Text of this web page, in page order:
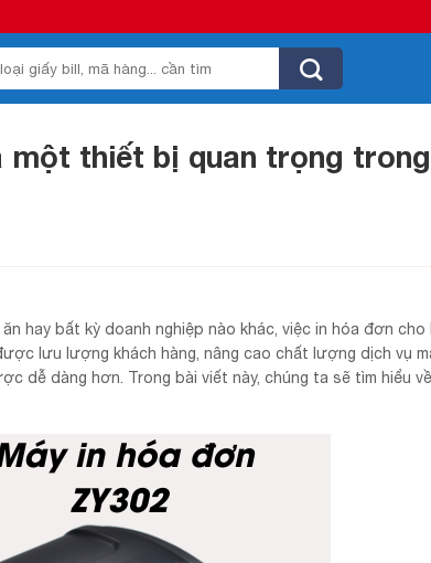
một thiết bị quan trọng
hay bất kỳ doanh nghiệp nào khác, việc in hóa đơn cho
lưu lượng khách hàng, nâng cao chất lượng dịch vụ
dễ dàng hơn. Trong bài viết này, chúng ta sẽ tìm hiểu